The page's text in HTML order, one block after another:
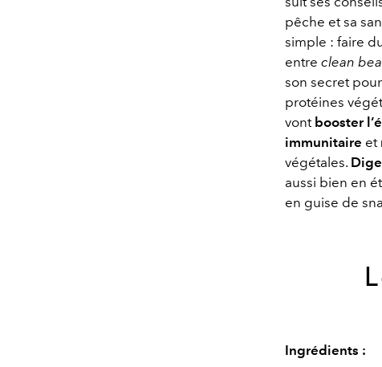
pêche et sa
simple : faire
entre clean
son secret
protéines
vont booster
immunitaire et
végétales.
aussi bien en
en guise de
Ingrédients :